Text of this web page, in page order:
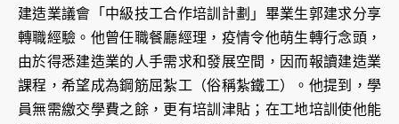
建造業議會「中級技工合作培訓計劃」畢業生郭建求分享
轉職經驗。他曾任職餐廳經理，疫情令他萌生轉行念頭，
由於得悉建造業的人手需求和發展空間，因而報讀建造業
課程，希望成為鋼筋屈紮工（俗稱紮鐵工）。他提到，學
員無需繳交學費之餘，更有培訓津貼；在工地培訓使他能